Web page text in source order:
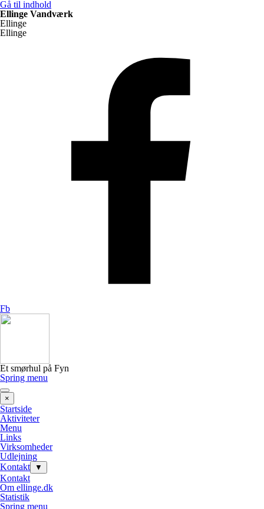
Gå til indhold
Ellinge Vandværk
Ellinge
Ellinge
Fb
Et smørhul på Fyn
Spring menu
×
Startside
Aktiviteter
Menu
Links
Virksomheder
Udlejning
Kontakt
▼
Kontakt
Om ellinge.dk
Statistik
Spring menu